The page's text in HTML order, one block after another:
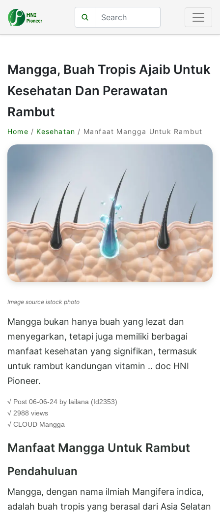
Mangga, Buah Tropis Ajaib Untuk
Kesehatan Dan Perawatan
Rambut
Home / Kesehatan / Manfaat Mangga Untuk Rambut
Image source istock photo
Mangga bukan hanya buah yang lezat dan
menyegarkan, tetapi juga memiliki berbagai
manfaat kesehatan yang signifikan, termasuk
untuk rambut kandungan vitamin .. doc HNI
Pioneer.
√ Post 06-06-24 by lailana (Id2353)
√ 2988 views
√ CLOUD Mangga
Manfaat Mangga Untuk Rambut
Pendahuluan
Mangga, dengan nama ilmiah Mangifera indica,
adalah buah tropis yang berasal dari Asia Selatan